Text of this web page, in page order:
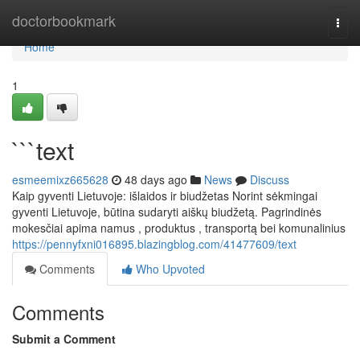
doctorbookmark
Home
Home
1
```text
esmeemixz665628 48 days ago News
Discuss
Kaip gyventi Lietuvoje: išlaidos ir biudžetas Norint sėkmingai
gyventi Lietuvoje, būtina sudaryti aiškų biudžetą. Pagrindinės
mokesčiai apima namus , produktus , transportą bei komunalinius
https://pennyfxni016895.blazingblog.com/41477609/text
Comments
Who Upvoted
Comments
Submit a Comment